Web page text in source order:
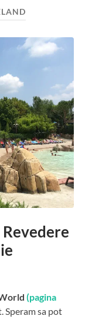
(pagina
Speram sa pot